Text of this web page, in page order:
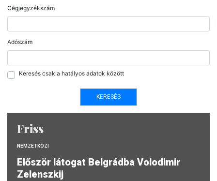
Cégjegyzékszám
Adószám
Keresés csak a hatályos adatok között
Friss
NEMZETKÖZI
Először látogat Belgrádba Volodimir
Zelenszkij